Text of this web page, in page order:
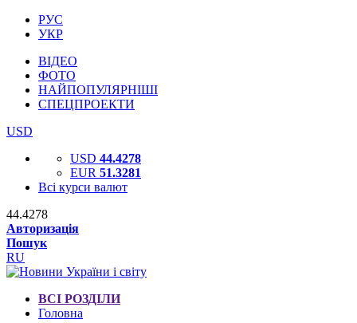
РУС
УКР
ВІДЕО
ФОТО
НАЙПОПУЛЯРНІШІ
СПЕЦПРОЕКТИ
USD
USD 44.4278
EUR 51.3281
Всі курси валют
44.4278
Авторизація
Пошук
RU
ВСІ РОЗДІЛИ
Головна